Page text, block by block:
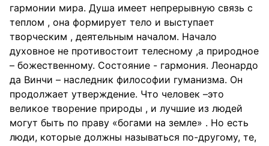
гармонии мира. Душа имеет непрерывную связь с
теплом , она формирует тело и выступает
творческим , деятельным началом. Начало
духовное не противостоит телесному ,а природное
– божественному. Состояние - гармония. Леонардо
да Винчи – наследник философии гуманизма. Он
продолжает утверждение. Что человек –это
великое творение природы , и лучшие из людей
могут быть по праву «богами на земле» . Но есть
люди, которые должны называться по-другому, те,